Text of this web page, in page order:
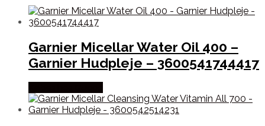
Garnier Micellar Water Oil 400 –
Garnier Hudpleje – 3600541744417